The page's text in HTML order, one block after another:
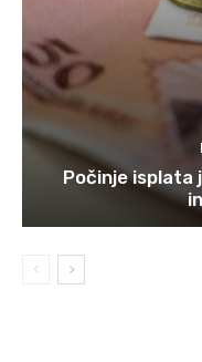
Počinje isplata